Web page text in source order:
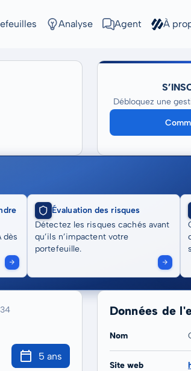
Analyse Agent À
Débloquez une
dès
Évaluation des risques
Détectez les risques cachés avant
qu’ils n’impactent votre
portefeuille.
5 ans
Données de
Nom
Site web